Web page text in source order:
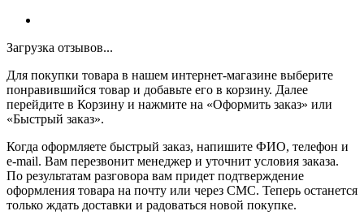
Загрузка отзывов...
Для покупки товара в нашем интернет-магазине выберите
понравившийся товар и добавьте его в корзину. Далее
перейдите в Корзину и нажмите на «Оформить заказ» или
«Быстрый заказ».
Когда оформляете быстрый заказ, напишите ФИО, телефон и
e-mail. Вам перезвонит менеджер и уточнит условия заказа.
По результатам разговора вам придет подтверждение
оформления товара на почту или через СМС. Теперь останется
только ждать доставки и радоваться новой покупке.